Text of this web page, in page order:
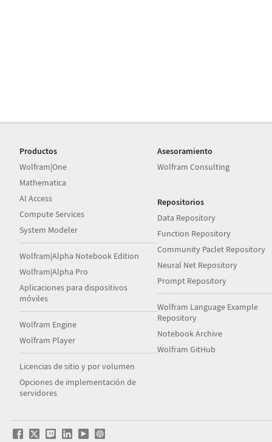
Productos
Wolfram|One
Mathematica
AI Access
Compute Services
System Modeler
Wolfram|Alpha Notebook Edition
Wolfram|Alpha Pro
Aplicaciones para dispositivos
móviles
Wolfram Engine
Wolfram Player
Licencias de sitio y por volumen
Opciones de implementación de
servidores
Asesoramiento
Wolfram Consulting
Repositorios
Data Repository
Function Repository
Community Paclet Repository
Neural Net Repository
Prompt Repository
Wolfram Language Example
Repository
Notebook Archive
Wolfram GitHub